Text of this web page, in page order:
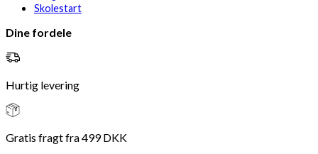
Skolestart
Dine fordele
Hurtig levering
Gratis fragt fra 499 DKK